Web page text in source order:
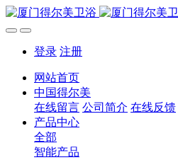
登录 注册
网站首页
中国得尔美
在线留言 公司简介 在线反馈
产品中心
全部
智能产品